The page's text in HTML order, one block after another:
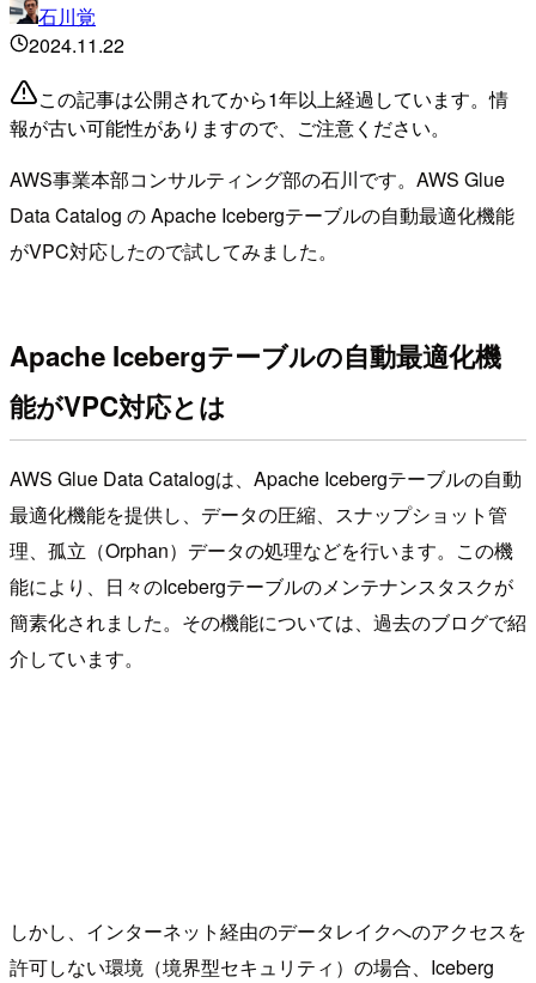
石川覚
2024.11.22
この記事は公開されてから1年以上経過しています。情
報が古い可能性がありますので、ご注意ください。
AWS事業本部コンサルティング部の石川です。AWS Glue
Data Catalog の Apache Icebergテーブルの自動最適化機能
がVPC対応したので試してみました。
Apache Icebergテーブルの自動最適化機
能がVPC対応とは
AWS Glue Data Catalogは、Apache Icebergテーブルの自動
最適化機能を提供し、データの圧縮、スナップショット管
理、孤立（Orphan）データの処理などを行います。この機
能により、日々のIcebergテーブルのメンテナンスタスクが
簡素化されました。その機能については、過去のブログで紹
介しています。
しかし、インターネット経由のデータレイクへのアクセスを
許可しない環境（境界型セキュリティ）の場合、Iceberg